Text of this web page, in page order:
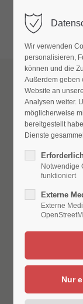
Wir verwenden
personalisieren,
können und die
Außerdem geben
Website an
Analysen weiter.
möglicherweise
bereitgestellt
Dienste
Notwendige
funktioniert
Externe
Externe